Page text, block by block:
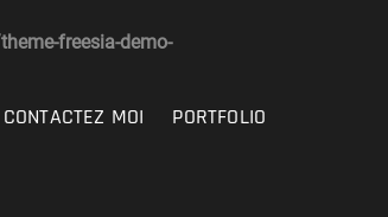
freesia-demo-
CONTACTEZ MOI PORTFOLIO